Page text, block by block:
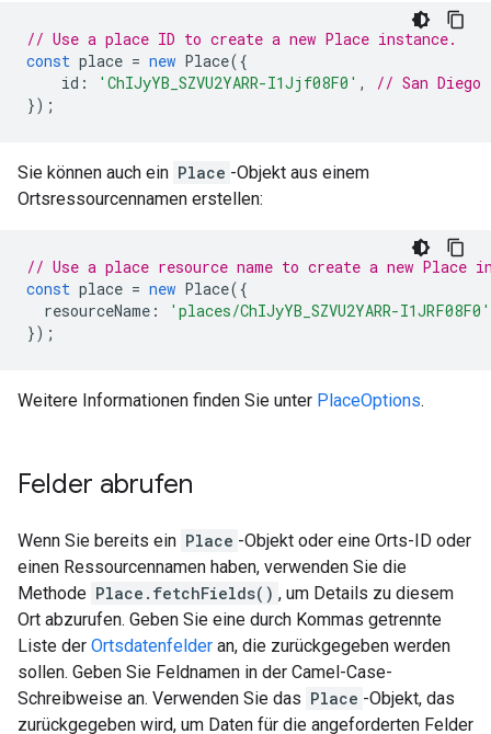
// Use a place ID to create a new Place instance.
const place = new Place({
id : 'ChIJyYB_SZVU2YARR-I1Jjf08F0' ,
// San Diego
});
Sie können auch ein Place -Objekt aus einem
Ortsressourcennamen erstellen:
// Use a place resource name to create a new Place
const place = new Place({
resourceName :
'places/ChIJyYB_SZVU2YARR-I1JRF08F0'
});
Weitere Informationen finden Sie unter PlaceOptions.
Felder abrufen
Wenn Sie bereits ein Place -Objekt oder eine Orts-ID oder
einen Ressourcennamen haben, verwenden Sie die
Methode Place.fetchFields() , um Details zu diesem
Ort abzurufen. Geben Sie eine durch Kommas getrennte
Liste der Ortsdatenfelder an, die zurückgegeben werden
sollen. Geben Sie Feldnamen in der Camel-Case-
Schreibweise an. Verwenden Sie das Place -Objekt, das
zurückgegeben wird, um Daten für die angeforderten Felder